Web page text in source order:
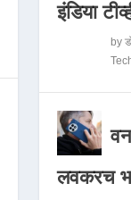
इंडिया
by
लवकरच